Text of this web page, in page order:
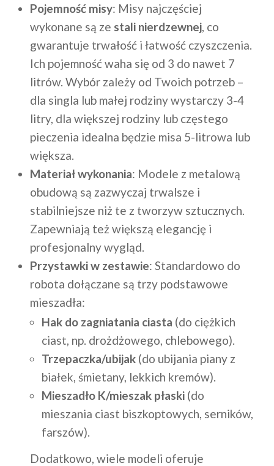
Pojemność misy: Misy najczęściej
wykonane są ze stali nierdzewnej, co
gwarantuje trwałość i łatwość czyszczenia.
Ich pojemność waha się od 3 do nawet 7
litrów. Wybór zależy od Twoich potrzeb –
dla singla lub małej rodziny wystarczy 3-4
litry, dla większej rodziny lub częstego
pieczenia idealna będzie misa 5-litrowa lub
większa.
Materiał wykonania: Modele z metalową
obudową są zazwyczaj trwalsze i
stabilniejsze niż te z tworzyw sztucznych.
Zapewniają też większą elegancję i
profesjonalny wygląd.
Przystawki w zestawie: Standardowo do
robota dołączane są trzy podstawowe
mieszadła:
Hak do zagniatania ciasta (do ciężkich
ciast, np. drożdżowego, chlebowego).
Trzepaczka/ubijak (do ubijania piany z
białek, śmietany, lekkich kremów).
Mieszadło K/mieszak płaski (do
mieszania ciast biszkoptowych, serników,
farszów).
Dodatkowo, wiele modeli oferuje